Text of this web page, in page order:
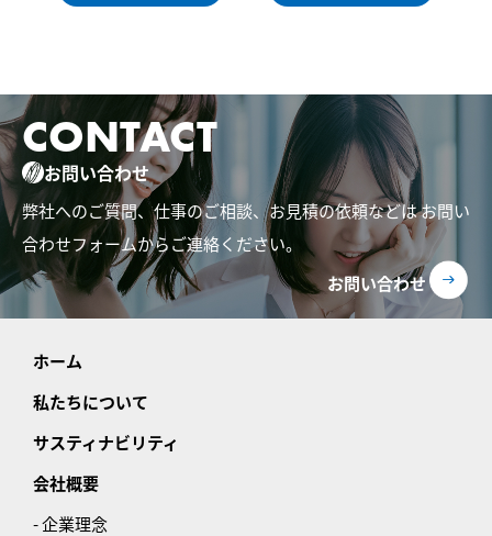
CONTACT
お問い合わせ
弊社へのご質問、仕事のご相談、お見積の依頼などはお問い
合わせフォームからご連絡ください。
お問い合わせ
ホーム
私たちについて
サスティナビリティ
会社概要
- 企業理念